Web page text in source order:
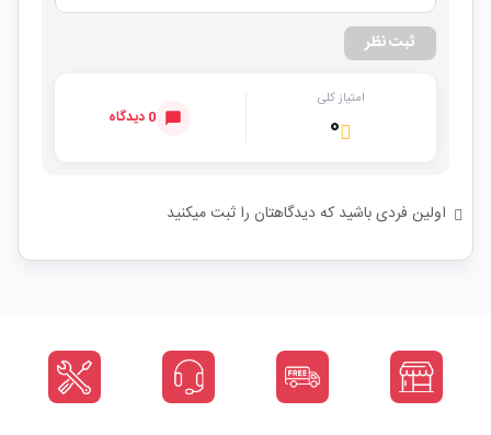
ثبت نظر
امتیاز کلی
۰ 0 دیدگاه
اولین فردی باشید که دیدگاهتان را ثبت میکنید